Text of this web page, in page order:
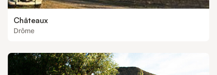
Châteaux
Drôme